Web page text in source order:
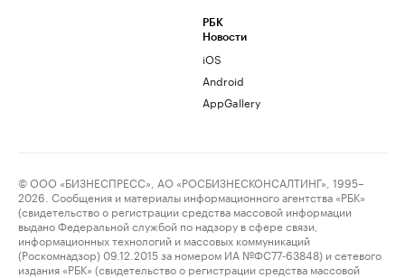
РБК
Новости
iOS
Android
AppGallery
© ООО «БИЗНЕСПРЕСС», АО «РОСБИЗНЕСКОНСАЛТИНГ», 1995–
2026. Сообщения и материалы информационного агентства «РБК»
(свидетельство о регистрации средства массовой информации
выдано Федеральной службой по надзору в сфере связи,
информационных технологий и массовых коммуникаций
(Роскомнадзор) 09.12.2015 за номером ИА №ФС77-63848) и сетевого
издания «РБК» (свидетельство о регистрации средства массовой